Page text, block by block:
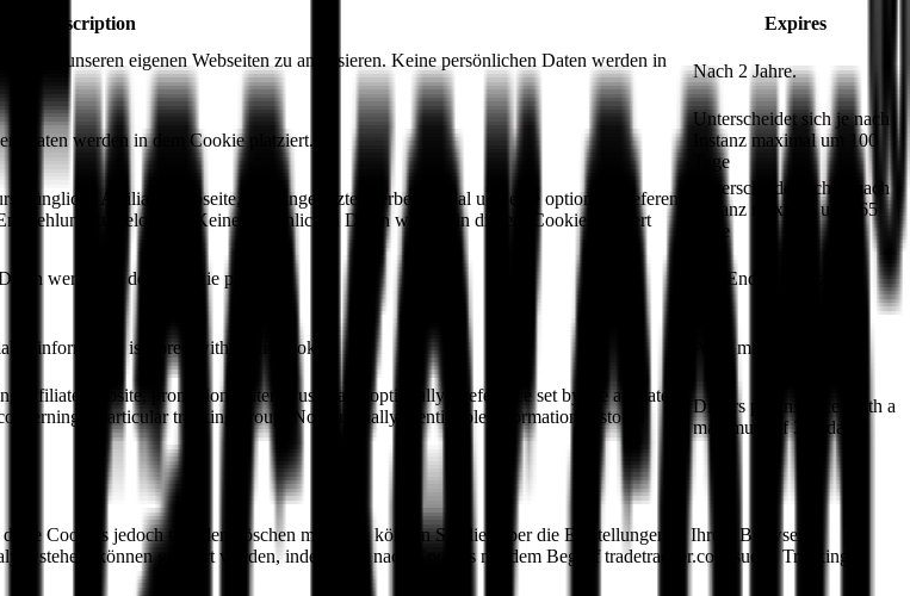
Description Expires
auf unseren eigenen Webseiten zu analysieren. Keine persönlichen Daten werden in
Nach 2 Jahre.
Daten werden in dem Cookie platziert.
Unterscheidet sich je nach
Instanz maximal um 100
Tage
Affiliate-Webseite, das eingesetzte Werbematerial und eine optionale Referenz
zu belohnen. Keine persönlichen Daten werden in diesem Cookie platziert
Unterscheidet sich je nach
Instanz maximal um 365
Tage
werden in dem Cookie platziert Am Ende der Sitzung
information is stored within this cookie After maximum 1 year
affiliate website, promotion material used and optionally a reference set by the affiliate to
a particular tracking group. No personally identifiable information is stored
Differs per instance, with a
maximum of 365 days
Cookies jedoch trotzdem löschen möchten, können Sie dies über die Einstellungen in Ihrem Browser
stehen, können gefiltert werden, indem man nach Cookies mit dem Begriff tradetracker.com sucht. Tracking-